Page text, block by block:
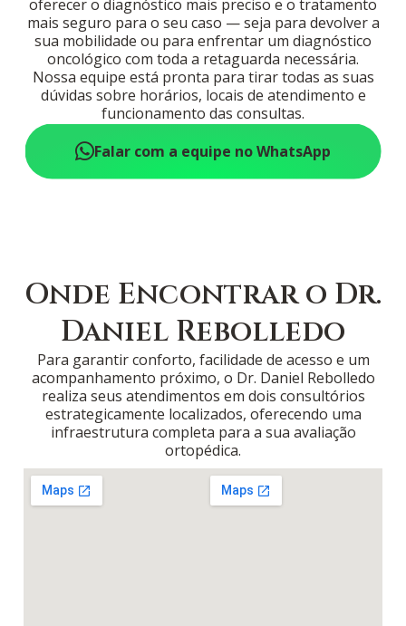
oferecer o diagnóstico mais preciso e o tratamento
mais seguro para o seu caso — seja para devolver a
sua mobilidade ou para enfrentar um diagnóstico
oncológico com toda a retaguarda necessária.
Nossa equipe está pronta para tirar todas as suas
dúvidas sobre horários, locais de atendimento e
funcionamento das consultas.
Falar com a equipe no WhatsApp
Onde Encontrar o Dr.
Daniel Rebolledo
Para garantir conforto, facilidade de acesso e um
acompanhamento próximo, o Dr. Daniel Rebolledo
realiza seus atendimentos em dois consultórios
estrategicamente localizados, oferecendo uma
infraestrutura completa para a sua avaliação
ortopédica.